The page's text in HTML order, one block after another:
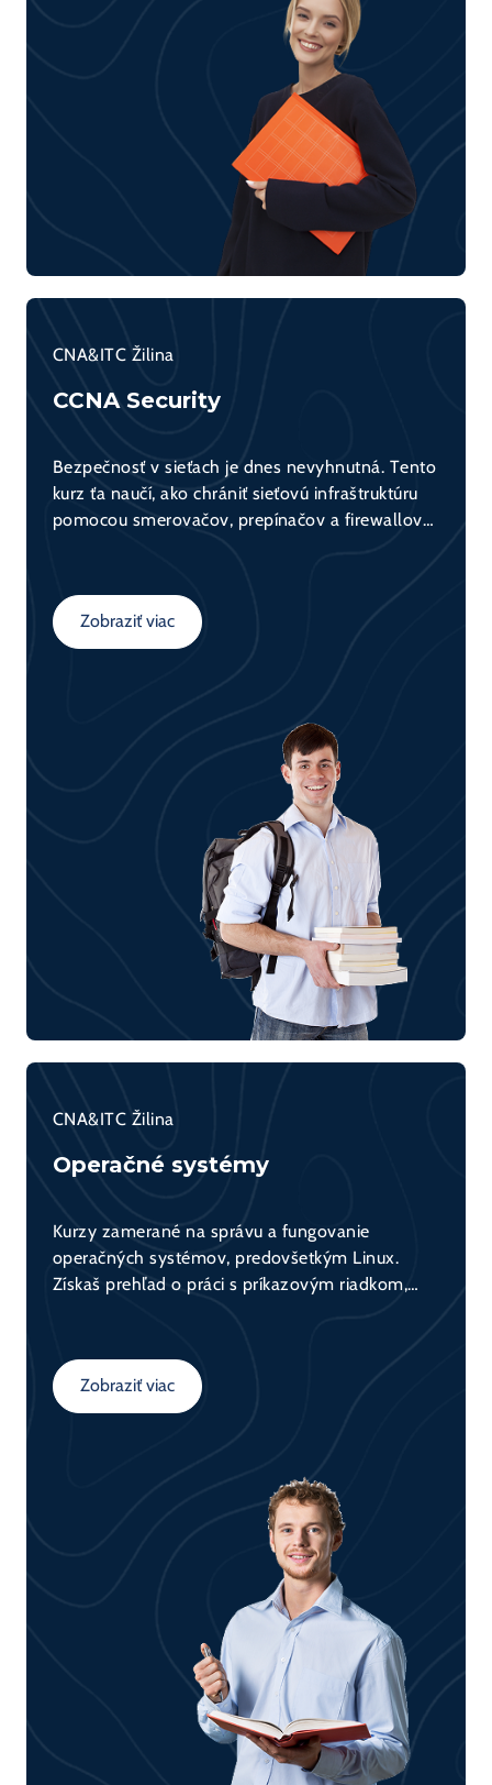
CNA&ITC Žilina
CCNA Security
Bezpečnosť v sieťach je dnes nevyhnutná. Tento
kurz ťa naučí, ako chrániť sieťovú infraštruktúru
pomocou smerovačov, prepínačov a firewallov
konfiguráciu sietí.
Zobraziť viac
CNA&ITC Žilina
Operačné systémy
Kurzy zamerané na správu a fungovanie
operačných systémov, predovšetkým Linux.
Získaš prehľad o práci s príkazovým riadkom,
administrátorov aj vývojárov.
Zobraziť viac